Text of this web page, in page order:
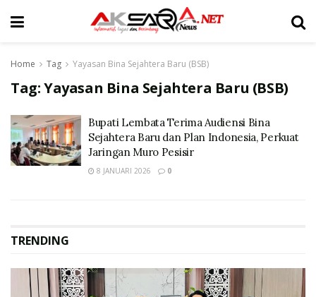
Home Tag Yayasan Bina Sejahtera Baru (BSB)
Tag:Yayasan Bina Sejahtera Baru (BSB)
Bupati Lembata Terima Audiensi Bina
Sejahtera Baru dan Plan Indonesia, Perkuat
Jaringan Muro Pesisir
8 JANUARI 2026 0
TRENDING